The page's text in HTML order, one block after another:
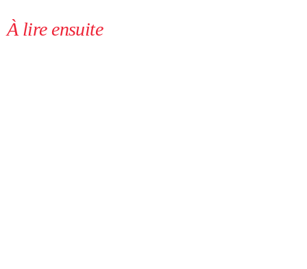
À lire ensuite